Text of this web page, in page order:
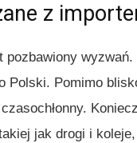
z
pozbawiony
Polski. Pomimo
jak drogi i